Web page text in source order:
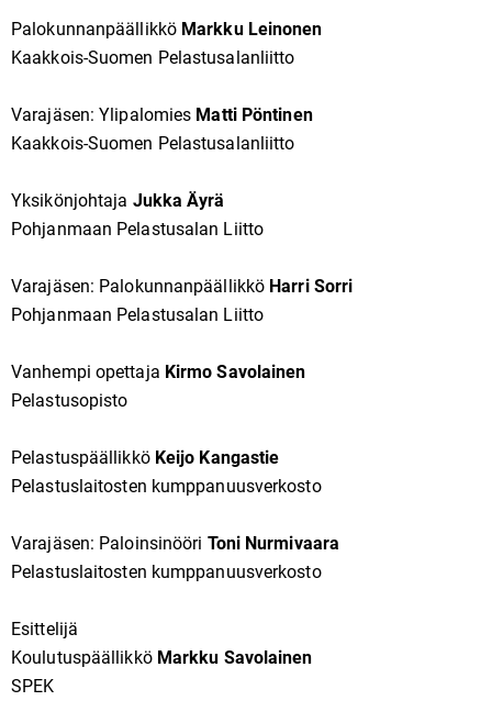
Palokunnanpäällikkö Markku Leinonen
Kaakkois-Suomen Pelastusalanliitto
Varajäsen: Ylipalomies Matti Pöntinen
Kaakkois-Suomen Pelastusalanliitto
Yksikönjohtaja Jukka Äyrä
Pohjanmaan Pelastusalan Liitto
Varajäsen: Palokunnanpäällikkö Harri Sorri
Pohjanmaan Pelastusalan Liitto
Vanhempi opettaja Kirmo Savolainen
Pelastusopisto
Pelastuspäällikkö Keijo Kangastie
Pelastuslaitosten kumppanuusverkosto
Varajäsen: Paloinsinööri Toni Nurmivaara
Pelastuslaitosten kumppanuusverkosto
Esittelijä
Koulutuspäällikkö Markku Savolainen
SPEK